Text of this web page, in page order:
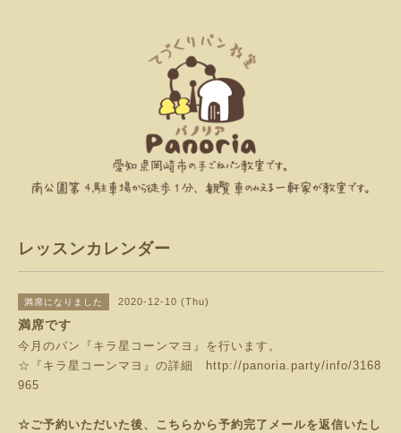
レッスンカレンダー
満席になりました 2020-12-10 (Thu)
満席です
今月のパン『キラ星コーンマヨ』を行います。
☆『キラ星コーンマヨ』の詳細
http://panoria.party/info/3168
965
☆ご予約いただいた後、こちらから予約完了メールを返信いたし